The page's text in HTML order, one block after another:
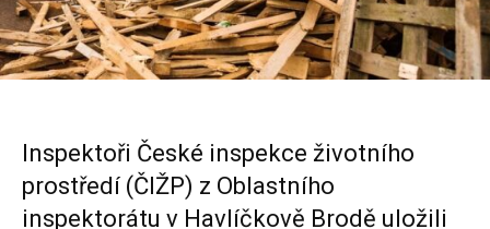
Inspektoři České inspekce životního
prostředí (ČIŽP) z Oblastního
inspektorátu v Havlíčkově Brodě uložili